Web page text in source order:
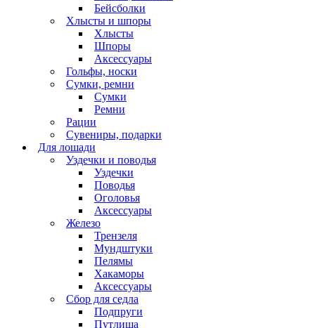
Бейсболки
Хлысты и шпоры
Хлысты
Шпоры
Аксессуары
Гольфы, носки
Сумки, ремни
Сумки
Ремни
Рации
Сувениры, подарки
Для лошади
Уздечки и поводья
Уздечки
Поводья
Оголовья
Аксессуары
Железо
Трензеля
Мундштуки
Пелямы
Хакаморы
Аксессуары
Сбор для седла
Подпруги
Путлища